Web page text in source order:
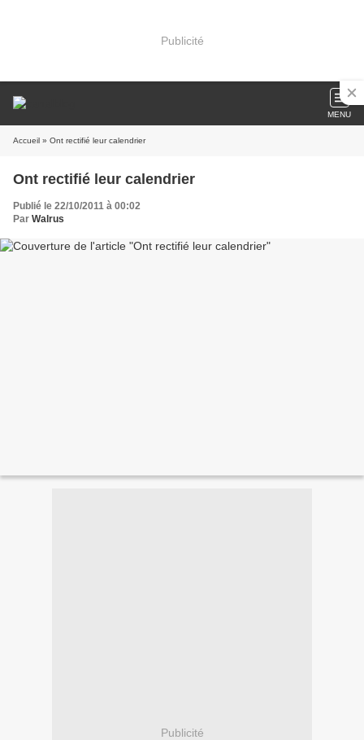
Publicité
MENU
Accueil » Ont rectifié leur calendrier
Ont rectifié leur calendrier
Publié le 22/10/2011 à 00:02
Par Walrus
Publicité